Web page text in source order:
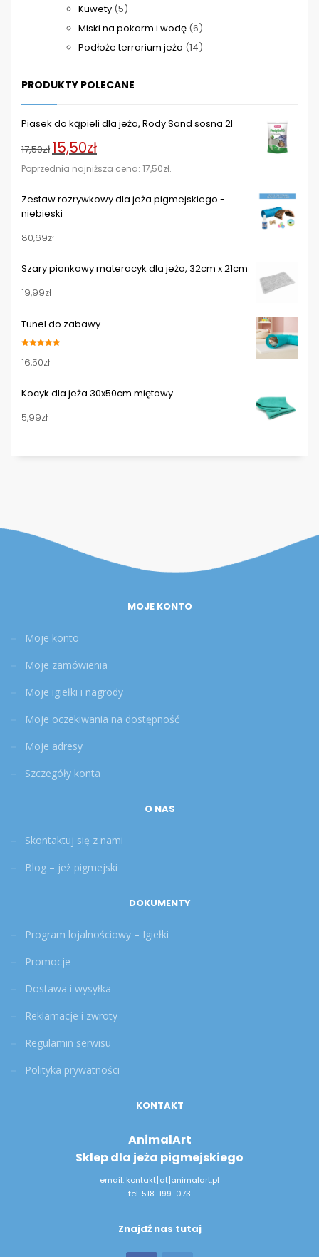
Kuwety 55
produktów
Miski na pokarm i wodę 66
produktów
Podłoże terrarium jeża 1414
PRODUKTY POLECANE
Piasek do kąpieli dla jeża, Rody Sand sosna 2l
17,50zł Pierwotna
cena
17,50zł.
15,50złAktualna
cena
15,50zł.
Poprzednia najniższa cena: 17,50zł.
Zestaw rozrywkowy dla jeża pigmejskiego -
niebieski
80,69zł
Szary piankowy materacyk dla jeża, 32cm x 21cm
19,99zł
Tunel do zabawy
5.00na 5
16,50zł
Kocyk dla jeża 30x50cm miętowy
5,99zł
MOJE KONTO
Moje konto
Moje zamówienia
Moje igiełki i nagrody
Moje oczekiwania na dostępność
Moje adresy
Szczegóły konta
O NAS
Skontaktuj się z nami
Blog – jeż pigmejski
DOKUMENTY
Program lojalnościowy – Igiełki
Promocje
Dostawa i wysyłka
Reklamacje i zwroty
Regulamin serwisu
Polityka prywatności
KONTAKT
AnimalArt
Sklep dla jeża pigmejskiego
email: kontakt[at]animalart.pl
tel. 518-199-073
Znajdź nas tutaj